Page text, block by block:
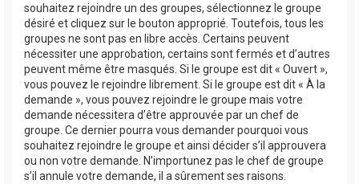
souhaitez rejoindre un des groupes, sélectionnez le groupe
désiré et cliquez sur le bouton approprié. Toutefois, tous les
groupes ne sont pas en libre accès. Certains peuvent
nécessiter une approbation, certains sont fermés et d’autres
peuvent même être masqués. Si le groupe est dit « Ouvert »,
vous pouvez le rejoindre librement. Si le groupe est dit « À la
demande », vous pouvez rejoindre le groupe mais votre
demande nécessitera d’être approuvée par un chef de
groupe. Ce dernier pourra vous demander pourquoi vous
souhaitez rejoindre le groupe et ainsi décider s’il approuvera
ou non votre demande. N’importunez pas le chef de groupe
s’il annule votre demande, il a sûrement ses raisons.